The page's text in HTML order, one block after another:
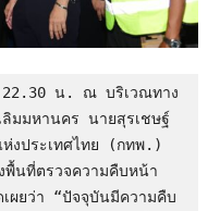
22.30 น. ณ บริเวณทาง
มมหานคร นายสุรเชษฐ์
ห่งประเทศไทย (กทพ.)
นที่ตรวจความคืบหน้า
ผยว่า “ปัจจุบันมีความคืบ